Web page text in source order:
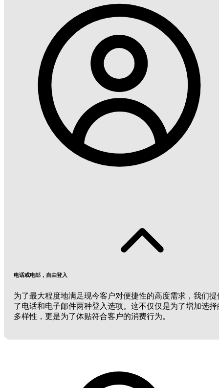
电话或电邮，自由登入
为了最大程度地满足现今客户对便捷性的高度需求，我们提
了电话和电子邮件两种登入选项。这不仅仅是为了增加选择
多样性，更是为了体贴符合客户的消费行为。